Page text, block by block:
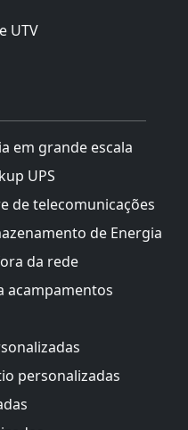
UTV
em grande escala
UPS
de telecomunicações
de Energia
da rede
acampamentos
personalizadas